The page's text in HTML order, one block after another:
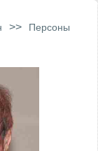
>> Персоны